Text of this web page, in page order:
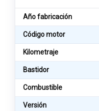
Año fabricación
Código motor
Kilometraje
Bastidor
Combustible
Versión